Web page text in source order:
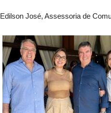
Edilson José, Assessoria de